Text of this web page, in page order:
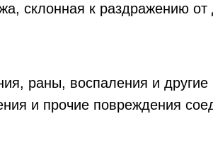
склонная к раздражению
раны, воспаления и
и прочие повреждения